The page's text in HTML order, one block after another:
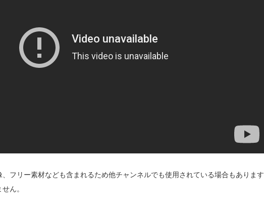
フリー素材なども含まれるため他チャンネルでも使用されている場合もあります
ん。